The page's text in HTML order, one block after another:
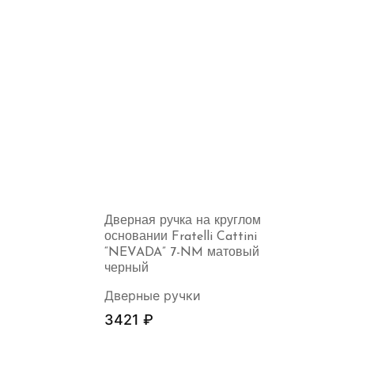
Дверная ручка на круглом
основании Fratelli Cattini
“NEVADA” 7-NM матовый
черный
Дверные ручки
3421 ₽